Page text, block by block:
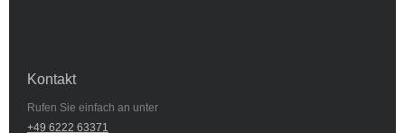
Kontakt
Rufen Sie einfach an unter
+49 6222 63371